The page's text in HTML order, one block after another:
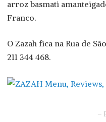
arroz basmati
Franco.
O Zazah fica na Rua de
211 344 468.
–